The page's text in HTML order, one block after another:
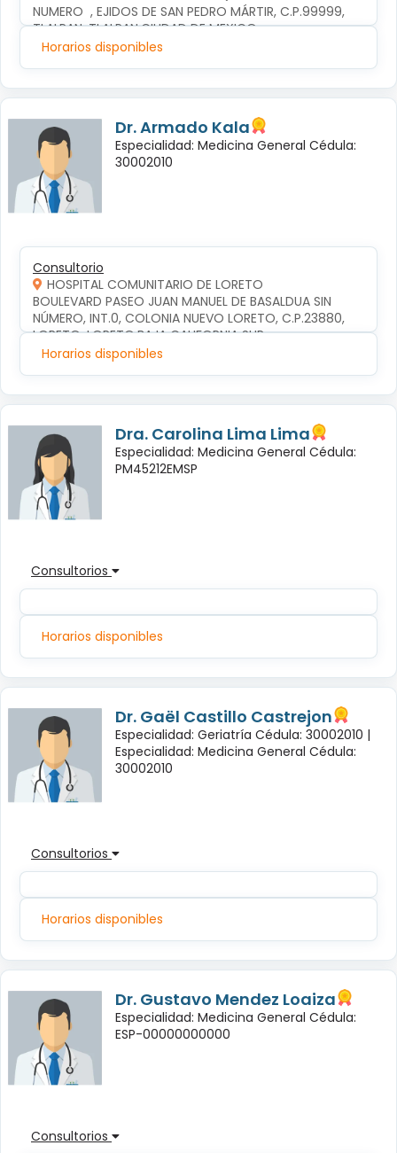
NUMERO  , EJIDOS DE SAN PEDRO MÁRTIR, C.P.99999,
TLALPAN, TLALPAN,CIUDAD DE MEXICO
Horarios disponibles
Dr. Armado Kala
Especialidad: Medicina General Cédula:
30002010
Consultorio
HOSPITAL COMUNITARIO DE LORETO
BOULEVARD PASEO JUAN MANUEL DE BASALDUA SIN
NÚMERO, INT.0, COLONIA NUEVO LORETO, C.P.23880,
LORETO, LORETO,BAJA CALIFORNIA SUR
Horarios disponibles
Dra. Carolina Lima Lima
Especialidad: Medicina General Cédula:
PM45212EMSP
Consultorios
Horarios disponibles
Dr. Gaël Castillo Castrejon
Especialidad: Geriatría Cédula: 30002010 |
Especialidad: Medicina General Cédula:
30002010
Consultorios
Horarios disponibles
Dr. Gustavo Mendez Loaiza
Especialidad: Medicina General Cédula:
ESP-00000000000
Consultorios